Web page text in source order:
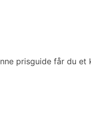
prisguide får du